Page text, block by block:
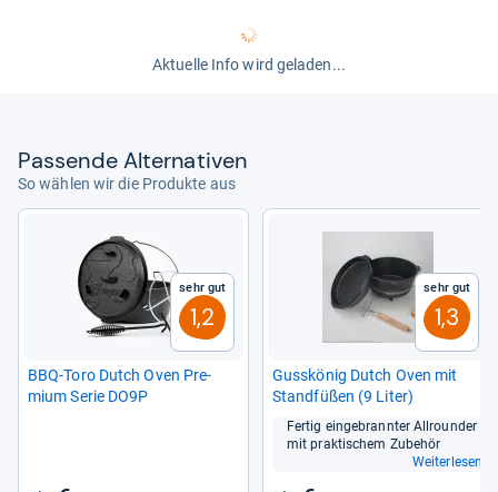
Aktuelle Info wird geladen...
Pas­sende Alter­na­ti­ven
So wählen wir die Produkte aus
Sehr gut
1,2
BBQ-​Toro Dutch Oven Pre­
mium Serie DO9P
Sehr gut
1,3
Guss­kö­nig Dutch Oven mit
Stand­fü­ßen (9 Liter)
Fer­tig ein­ge­brann­ter All­roun­der
mit prak­ti­schem Zube­hör
Weiterlesen